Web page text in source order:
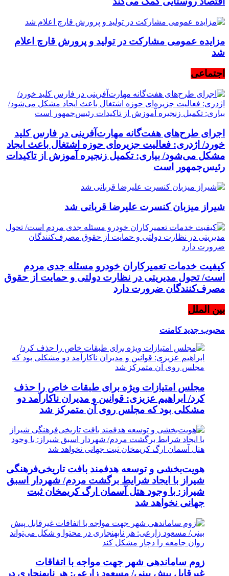
مزایده عمومی مشارکت در تولید و پرورش قارچ اعلام
شد
اجتماعی
اجرای طرح‌های هفت‌گانه مهارت‌آفرینی در فارس کلید
خورد/ اژدری: فعالیت جزیره‌‌ای حوزه اشتغال باعث ایجاد
مشکل می‌شود/ بیاری: تکمیل زنجیره آموزش از تاکیدات
رئیس‌جمهور است
شیراز میزبان کنسرت علیرضا قربانی شد
کیفیت خدمات تعمیرکاران خودرو مسئله جدی مردم
است/ تحول مدیریتی در نظارت دولتی و حمایت از حقوق
مصرف‌کنندگان ضرورت دارد
بین الملل
محبوب جدیدکامنت
مجلس امتیازات ویژه برای طبقات خاص را حذف
کرد/ ابراهیم عزیزی: قوانین و مدیران ناکارآمد دو
مشکلی بود که مجلس روی آن متمرکز شد
هویت‌بخشی و توسعه هدفمند بافت تاریخی‌فرهنگی
شیراز با ایجاد شرایط برگشت مردم/ شهردار اسبق
شیراز: با وجود هتل آسمان ارگ کریمخان ثبت
جهانی نخواهد شد
زوم ساماندهی شهر جهت مواجه با اتفاقات
غیرقابل پیش بینی/ مسعود زارعی: هر نابهنجاری در